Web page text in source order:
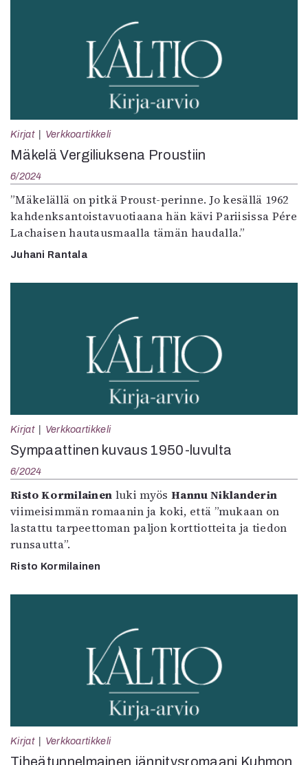
Kirjat Verkkoartikkeli
Mäkelä Vergiliuksena Proustiin
6/2024
”Mäkelällä on pitkä Proust-perinne. Jo kesällä 1962
kahdenksantoistavuotiaana hän kävi Pariisissa Pére
Lachaisen hautausmaalla tämän haudalla.”
Juhani Rantala
Kirjat Verkkoartikkeli
Sympaattinen kuvaus 1950-luvulta
6/2024
Risto Kormilainen luki myös Hannu Niklanderin
viimeisimmän romaanin ja koki, että ”mukaan on
lastattu tarpeettoman paljon korttiotteita ja tiedon
runsautta”.
Risto Kormilainen
Kirjat Verkkoartikkeli
Tiheätunnelmainen jännitysromaani Kuhmon